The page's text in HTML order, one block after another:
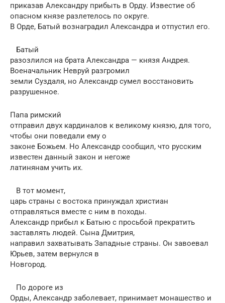
приказав Александру прибыть в Орду. Известие об
опасном князе разлетелось по округе.
В Орде, Батый вознаградил Александра и отпустил его.
Батый
разозлился на брата Александра — князя Андрея.
Военачальник Невруй разгромил
земли Суздаля, но Александр сумел восстановить
разрушенное.
Папа римский
отправил двух кардиналов к великому князю, для того,
чтобы они поведали ему о
законе Божьем. Но Александр сообщил, что русским
известен данный закон и негоже
латинянам учить их.
В тот момент,
царь страны с востока принуждал христиан
отправляться вместе с ним в походы.
Александр прибыл к Батыю с просьбой прекратить
заставлять людей. Сына Дмитрия,
направил захватывать Западные страны. Он завоевал
Юрьев, затем вернулся в
Новгород.
По дороге из
Орды, Александр заболевает, принимает монашество и